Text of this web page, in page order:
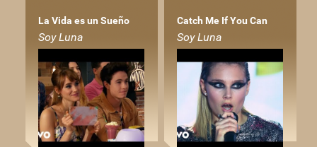
La Vida es un Sueño
Soy Luna
Catch Me If You Can
Soy Luna